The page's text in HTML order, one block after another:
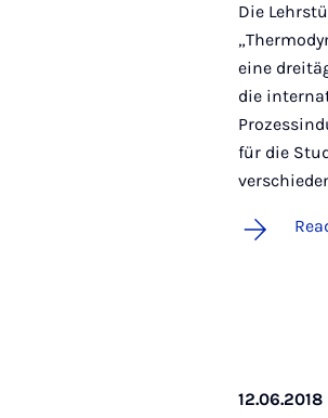
Die
eine
die
für die
12.06.2018